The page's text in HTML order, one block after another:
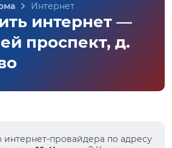
Интернет
интернет —
проспект, д.
провайдера по адресу